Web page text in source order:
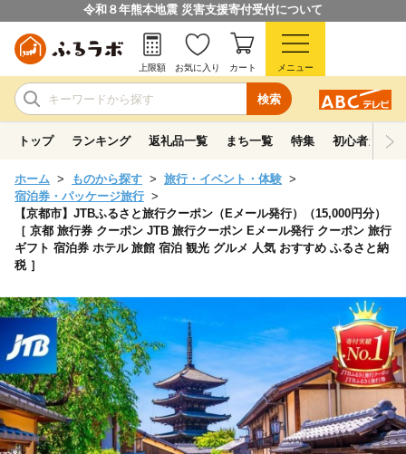
令和８年熊本地震 災害支援寄付受付について
検索
上限額 お気に入り カート メニュー
トップ ランキング 返礼品一覧 まち一覧 特集 初心者ガイド
ホーム ものから探す
旅行・イベント・体験
宿泊券・パッケージ旅行
【京都市】JTBふるさと旅行クーポン（Eメール発行）（15,000円分）
［ 京都 旅行券 クーポン JTB 旅行クーポン Eメール発行 クーポン 旅行
ギフト 宿泊券 ホテル 旅館 宿泊 観光 グルメ 人気 おすすめ ふるさと納
税 ］